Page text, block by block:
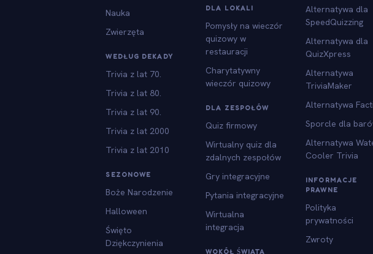
Nauka
Zwierzęta
WEDŁUG DEKADY
Trivia z lat 70.
Trivia z lat 80.
Trivia z lat 90.
Trivia z lat 2000
Trivia z lat 2010
SEZONOWE
Boże Narodzenie
Halloween
Święto
Dziękczynienia
DLA LOKALI
Pomysły na wieczór
quizowy w
restauracji
Charytatywny
wieczór quizowy
DLA ZESPOŁÓW
Quiz firmowy
Wirtualny quiz dla
zdalnych zespołów
Gry integracyjne
Pytania integracyjne
Wirtualna
integracja
WOKÓŁ ŚWIATA
Alternatywa dla
SpeedQuizzing
Alternatywa dla
QuizXpress
Alternatywa
TriviaMaker
Alternatywa
Sporcle dla
Alternatywa
Cooler Trivia
INFORMACJE
PRAWNE
Polityka
prywatności
Zwroty